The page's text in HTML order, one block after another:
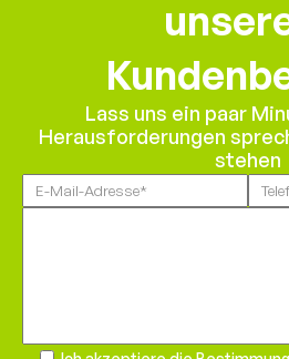
Lass uns ein paar
Herausforderungen
stehen
Please
leave